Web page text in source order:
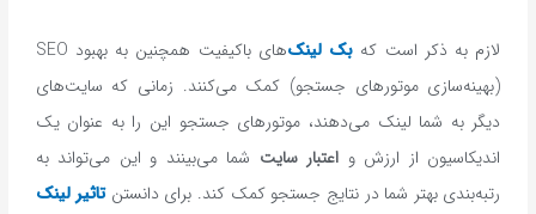
لازم به ذکر است که بک ‌لینک‌
های باکیفیت همچنین به بهبود SEO
(بهینه‌سازی موتورهای جستجو) کمک می‌کنند. زمانی که سایت‌های
دیگر به شما لینک می‌دهند، موتورهای جستجو این را به عنوان یک
اندیکاسیون از ارزش و اعتبار سایت شما می‌بینند و این می‌تواند به
رتبه‌بندی بهتر شما در نتایج جستجو کمک کند. برای دانستنتاثیر لینک